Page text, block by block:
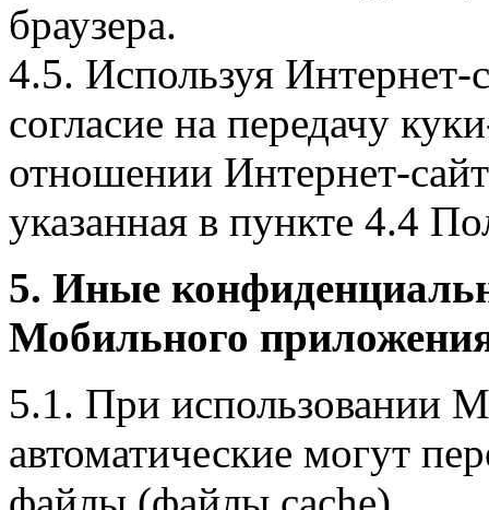
браузера.
4.5. Используя Интернет-
согласие на передачу
отношении Интернет-
указанная в пункте 4.4
5. Иные
Мобильного
5.1. При использовании
автоматические могут